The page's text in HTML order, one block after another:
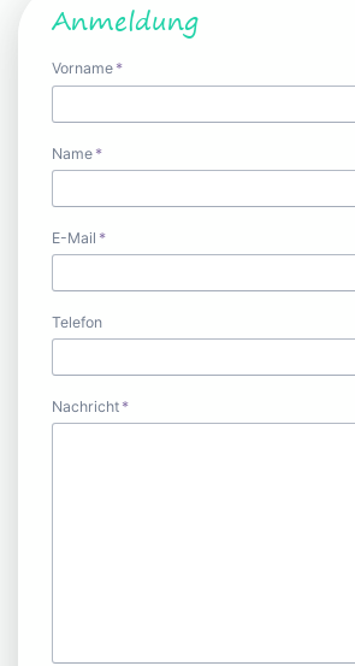
Anmeldung
Pflichtfeld
Vorname *
Pflichtfeld
Name *
Pflichtfeld
E-Mail *
Telefon
Pflichtfeld
Nachricht *